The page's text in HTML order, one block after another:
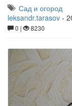
Сад и огород
leksandr.tarasov -
0 | 8230